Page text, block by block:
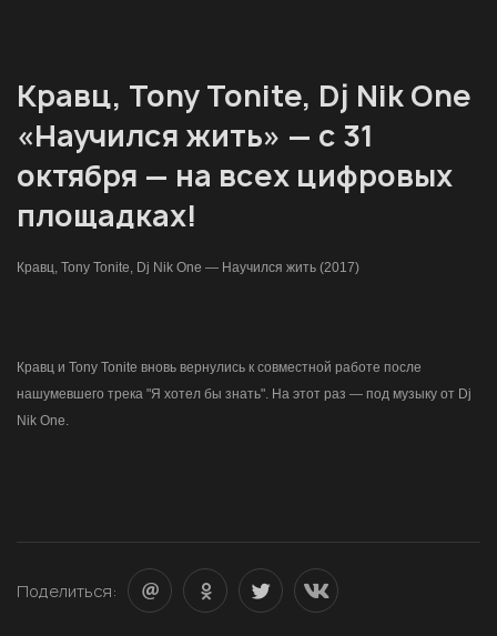
Кравц, Tony Tonite, Dj Nik One
«Научился жить» — с 31
октября — на всех цифровых
площадках!
Кравц, Tony Tonite, Dj Nik One — Научился жить (2017)
Кравц и Tony Tonite вновь вернулись к совместной работе после
нашумевшего трека "Я хотел бы знать". На этот раз — под музыку от Dj
Nik One.
Поделиться: